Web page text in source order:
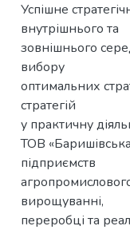
Успішне
внутрішнього та
зовнішнього
вибору
оптимальних
стратегій
у практичну
ТОВ
підприємств
вирощуванні,
переробці та